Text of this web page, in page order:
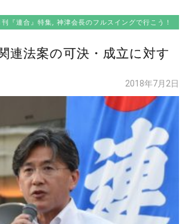
刊『連合』特集 神津会長のフルスイングで行こう！
連法案の可決・成立に対す
2018年7月2日